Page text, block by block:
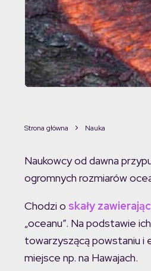
Strona główna Nauka
Naukowcy od dawna
ogromnych rozmiarów
Chodzi o skały
„oceanu”. Na podstawie
towarzyszącą powstaniu i
miejsce np. na Hawajach.